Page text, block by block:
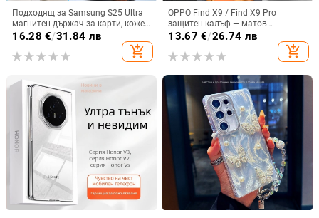
Подходящ за Samsung S25 Ultra
магнитен държач за карти, кожен
калъф S24Plus, защитен калъф,
разделен на части, калъф за
мобилен телефон Samsung
16.28 €/31.84 лв
add_shopping_cart
OPPO Find X9 / Find X9 Pro
защитен калъф — матов
пластмасов, минималистичен
стил, против изпускане, магнитно
зареждане, възможност за
13.67 €/26.74 лв
add_shopping_cart